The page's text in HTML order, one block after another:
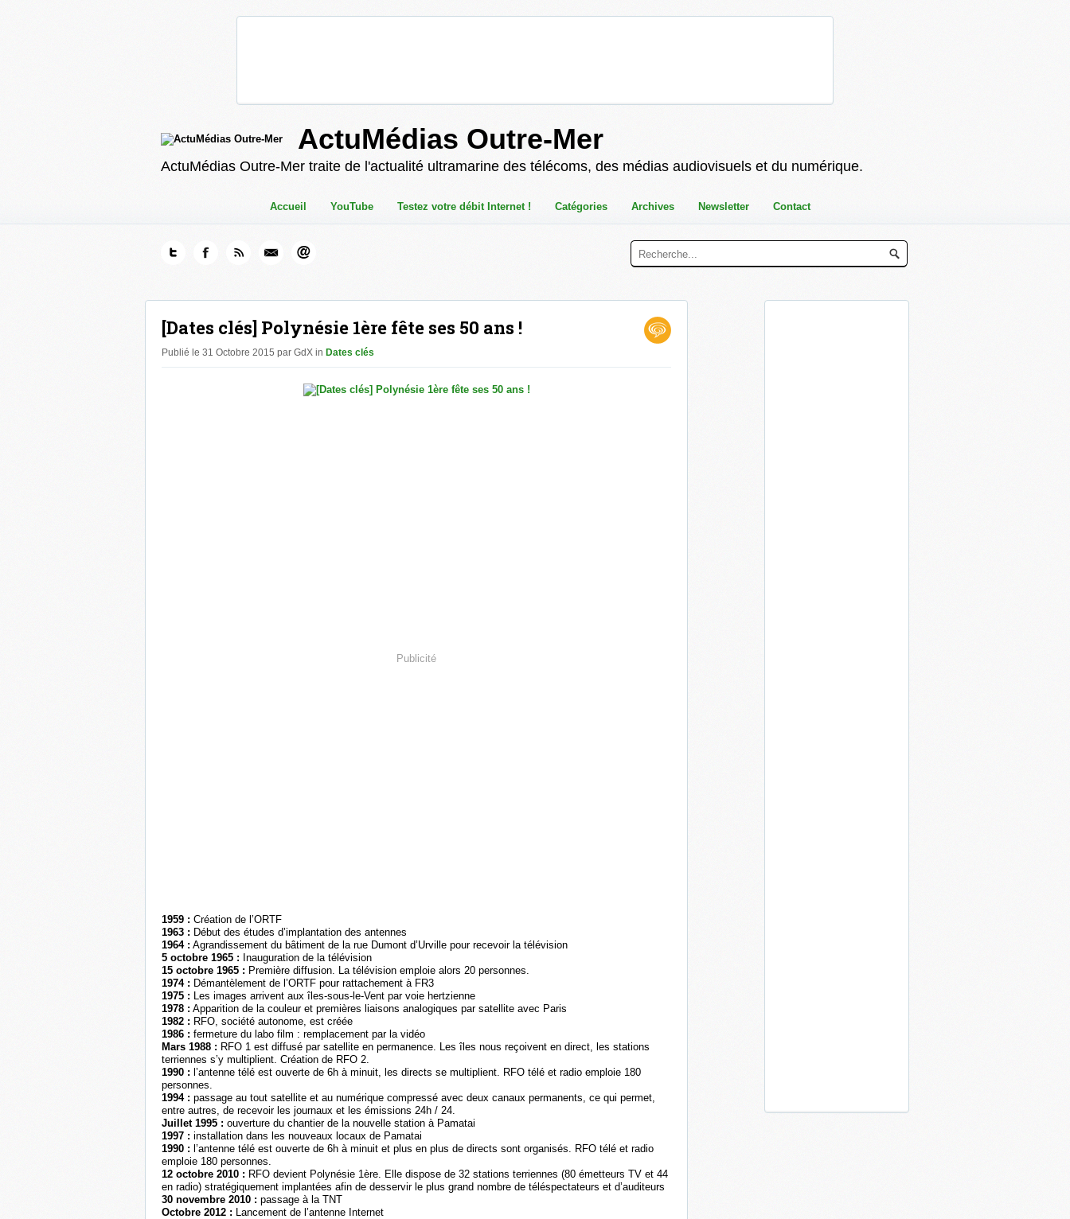
ActuMédias Outre-Mer
ActuMédias Outre-Mer traite de l'actualité ultramarine des télécoms, des médias audiovisuels et du numérique.
Accueil YouTube Testez votre débit Internet ! Catégories Archives Newsletter Contact
[Dates clés] Polynésie 1ère fête ses 50 ans !
Publié le 31 Octobre 2015 par GdX in Dates clés
Publicité
1959 : Création de l’ORTF
1963 : Début des études d’implantation des antennes
1964 : Agrandissement du bâtiment de la rue Dumont d’Urville pour recevoir la télévision
5 octobre 1965 : Inauguration de la télévision
15 octobre 1965 : Première diffusion. La télévision emploie alors 20 personnes.
1974 : Démantèlement de l’ORTF pour rattachement à FR3
1975 : Les images arrivent aux îles-sous-le-Vent par voie hertzienne
1978 : Apparition de la couleur et premières liaisons analogiques par satellite avec Paris
1982 : RFO, société autonome, est créée
1986 : fermeture du labo film : remplacement par la vidéo
Mars 1988 : RFO 1 est diffusé par satellite en permanence. Les îles nous reçoivent en direct, les stations
terriennes s’y multiplient. Création de RFO 2.
1990 : l’antenne télé est ouverte de 6h à minuit, les directs se multiplient. RFO télé et radio emploie 180
personnes.
1994 : passage au tout satellite et au numérique compressé avec deux canaux permanents, ce qui permet,
entre autres, de recevoir les journaux et les émissions 24h / 24.
Juillet 1995 : ouverture du chantier de la nouvelle station à Pamatai
1997 : installation dans les nouveaux locaux de Pamatai
1990 : l’antenne télé est ouverte de 6h à minuit et plus en plus de directs sont organisés. RFO télé et radio
emploie 180 personnes.
12 octobre 2010 : RFO devient Polynésie 1ère. Elle dispose de 32 stations terriennes (80 émetteurs TV et 44
en radio) stratégiquement implantées afin de desservir le plus grand nombre de téléspectateurs et d’auditeurs
30 novembre 2010 : passage à la TNT
Octobre 2012 : Lancement de l’antenne Internet